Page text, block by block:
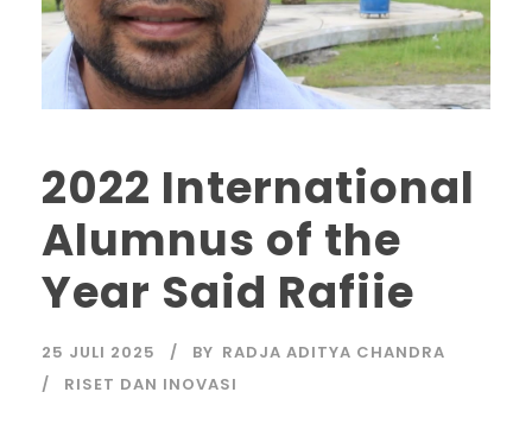
2022 International
Alumnus of the
Year Said Rafiie
25 JULI 2025 BY RADJA ADITYA CHANDRA
RISET DAN INOVASI